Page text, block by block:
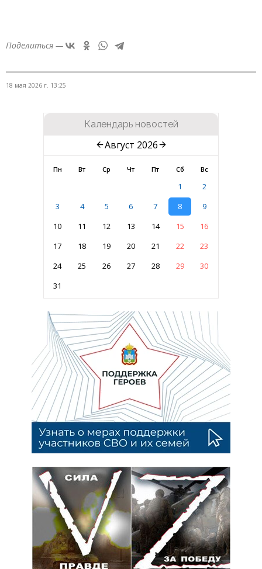
Поделиться —
18 мая 2026 г. 13:25
Календарь новостей
Август 2026
Пн Вт Ср Чт Пт Сб Вс
1
2
3
4 5 6 7 8
9
10
11 12 13 14 15
16
17
18 19 20 21 22
23
24
25 26 27 28 29
30
31